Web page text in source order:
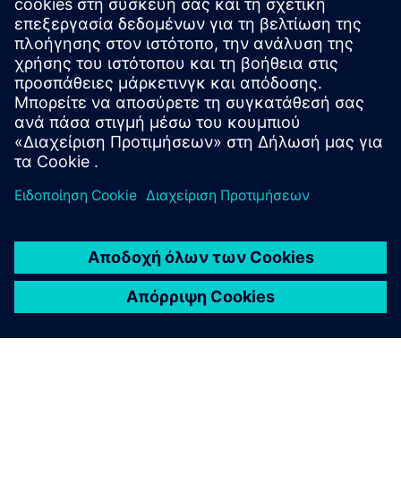
Η Karhoo συνδυάζει αδειοδοτημένους στόλους με μάρκες
Travel & Hospitality για τη δημιουργία έξυπνων λύσεων
κινητικότητας παγκοσμίως. Η πλατφόρμα Mobility
Exchange παρέχει προϊόντα (API/SDK και COTS microsites)
επιτρέποντας στους σ...
Μάθετε περισσότερα